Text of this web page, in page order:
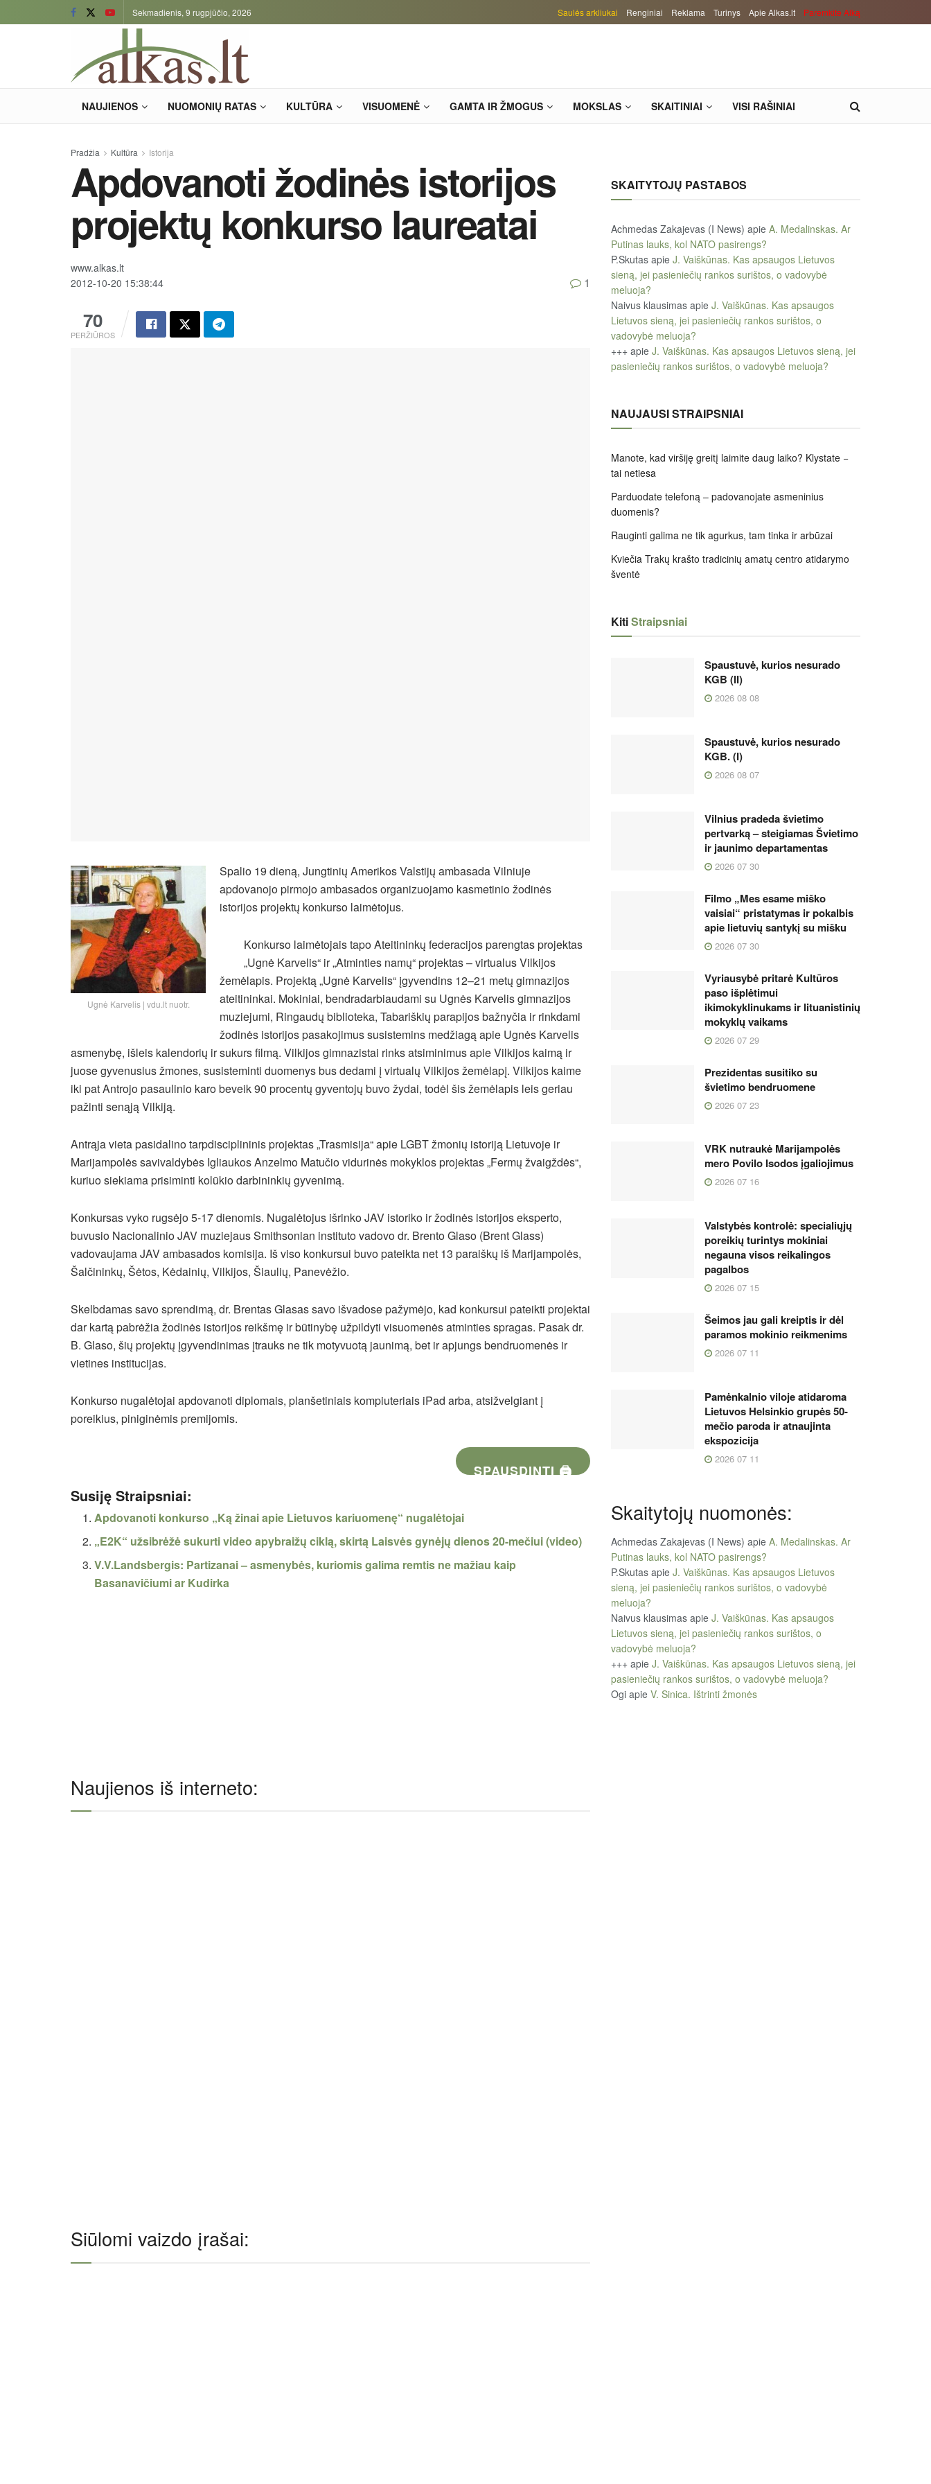
Sekmadienis, 9 rugpjūčio, 2026 Saulės arkliukai Renginiai Reklama Turinys Apie Alkas.lt Paremkite Alką
NAUJIENOS NUOMONIŲ RATAS KULTŪRA VISUOMENĖ GAMTA IR ŽMOGUS MOKSLAS SKAITINIAI VISI RAŠINIAI
Pradžia Kultūra Istorija
Apdovanoti žodinės istorijos
projektų konkurso laureatai
www.alkas.lt
2012-10-20 15:38:44
70
PERŽIŪROS
1
Ugnė Karvelis | vdu.lt nuotr.
Spalio 19 dieną, Jungtinių Amerikos Valstijų ambasada Vilniuje
apdovanojo pirmojo ambasados organizuojamo kasmetinio žodinės
istorijos projektų konkurso laimėtojus.
Konkurso laimėtojais tapo Ateitininkų federacijos parengtas projektas
„Ugnė Karvelis“ ir „Atminties namų“ projektas – virtualus Vilkijos
žemėlapis. Projektą „Ugnė Karvelis“ įgyvendins 12–21 metų gimnazijos
ateitininkai. Mokiniai, bendradarbiaudami su Ugnės Karvelis gimnazijos
muziejumi, Ringaudų biblioteka, Tabariškių parapijos bažnyčia ir rinkdami
žodinės istorijos pasakojimus susistemins medžiagą apie Ugnės Karvelis
asmenybę, išleis kalendorių ir sukurs filmą. Vilkijos gimnazistai rinks atsiminimus apie Vilkijos kaimą ir
juose gyvenusius žmones, susisteminti duomenys bus dedami į virtualų Vilkijos žemėlapį. Vilkijos kaime
iki pat Antrojo pasaulinio karo beveik 90 procentų gyventojų buvo žydai, todėl šis žemėlapis leis geriau
pažinti senąją Vilkiją.
Antrąja vieta pasidalino tarpdisciplininis projektas „Trasmisija“ apie LGBT žmonių istoriją Lietuvoje ir
Marijampolės savivaldybės Igliaukos Anzelmo Matučio vidurinės mokyklos projektas „Fermų žvaigždės“,
kuriuo siekiama prisiminti kolūkio darbininkių gyvenimą.
Konkursas vyko rugsėjo 5-17 dienomis. Nugalėtojus išrinko JAV istoriko ir žodinės istorijos eksperto,
buvusio Nacionalinio JAV muziejaus Smithsonian instituto vadovo dr. Brento Glaso (Brent Glass)
vadovaujama JAV ambasados komisija. Iš viso konkursui buvo pateikta net 13 paraiškų iš Marijampolės,
Šalčininkų, Šėtos, Kėdainių, Vilkijos, Šiaulių, Panevėžio.
Skelbdamas savo sprendimą, dr. Brentas Glasas savo išvadose pažymėjo, kad konkursui pateikti projektai
dar kartą pabrėžia žodinės istorijos reikšmę ir būtinybę užpildyti visuomenės atminties spragas. Pasak dr.
B. Glaso, šių projektų įgyvendinimas įtrauks ne tik motyvuotą jaunimą, bet ir apjungs bendruomenės ir
vietines institucijas.
Konkurso nugalėtojai apdovanoti diplomais, planšetiniais kompiuteriais iPad arba, atsižvelgiant į
poreikius, piniginėmis premijomis.
SPAUSDINTI 🖨
Susiję Straipsniai:
Apdovanoti konkurso „Ką žinai apie Lietuvos kariuomenę“ nugalėtojai
„E2K“ užsibrėžė sukurti video apybraižų ciklą, skirtą Laisvės gynėjų dienos 20-mečiui (video)
V.V.Landsbergis: Partizanai – asmenybės, kuriomis galima remtis ne mažiau kaip
Basanavičiumi ar Kudirka
Naujienos iš interneto:
Siūlomi vaizdo įrašai:
SKAITYTOJŲ PASTABOS
Achmedas Zakajevas (I News) apie A. Medalinskas. Ar
Putinas lauks, kol NATO pasirengs?
P.Skutas apie J. Vaiškūnas. Kas apsaugos Lietuvos
sieną, jei pasieniečių rankos surištos, o vadovybė
meluoja?
Naivus klausimas apie J. Vaiškūnas. Kas apsaugos
Lietuvos sieną, jei pasieniečių rankos surištos, o
vadovybė meluoja?
+++ apie J. Vaiškūnas. Kas apsaugos Lietuvos sieną, jei
pasieniečių rankos surištos, o vadovybė meluoja?
NAUJAUSI STRAIPSNIAI
Manote, kad viršiję greitį laimite daug laiko? Klystate −
tai netiesa
Parduodate telefoną – padovanojate asmeninius
duomenis?
Rauginti galima ne tik agurkus, tam tinka ir arbūzai
Kviečia Trakų krašto tradicinių amatų centro atidarymo
šventė
KitiStraipsniai
Spaustuvė, kurios nesurado
KGB (II)
2026 08 08
Spaustuvė, kurios nesurado
KGB. (I)
2026 08 07
Vilnius pradeda švietimo
pertvarką – steigiamas Švietimo
ir jaunimo departamentas
2026 07 30
Filmo „Mes esame miško
vaisiai“ pristatymas ir pokalbis
apie lietuvių santykį su mišku
2026 07 30
Vyriausybė pritarė Kultūros
paso išplėtimui
ikimokyklinukams ir lituanistinių
mokyklų vaikams
2026 07 29
Prezidentas susitiko su
švietimo bendruomene
2026 07 23
VRK nutraukė Marijampolės
mero Povilo Isodos įgaliojimus
2026 07 16
Valstybės kontrolė: specialiųjų
poreikių turintys mokiniai
negauna visos reikalingos
pagalbos
2026 07 15
Šeimos jau gali kreiptis ir dėl
paramos mokinio reikmenims
2026 07 11
Pamėnkalnio viloje atidaroma
Lietuvos Helsinkio grupės 50-
mečio paroda ir atnaujinta
ekspozicija
2026 07 11
Skaitytojų nuomonės:
Achmedas Zakajevas (I News) apie A. Medalinskas. Ar
Putinas lauks, kol NATO pasirengs?
P.Skutas apie J. Vaiškūnas. Kas apsaugos Lietuvos
sieną, jei pasieniečių rankos surištos, o vadovybė
meluoja?
Naivus klausimas apie J. Vaiškūnas. Kas apsaugos
Lietuvos sieną, jei pasieniečių rankos surištos, o
vadovybė meluoja?
+++ apie J. Vaiškūnas. Kas apsaugos Lietuvos sieną, jei
pasieniečių rankos surištos, o vadovybė meluoja?
Ogi apie V. Sinica. Ištrinti žmonės